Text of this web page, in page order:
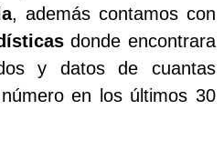
, además contamos con
donde encontrara
y datos de cuantas
en los últimos 30